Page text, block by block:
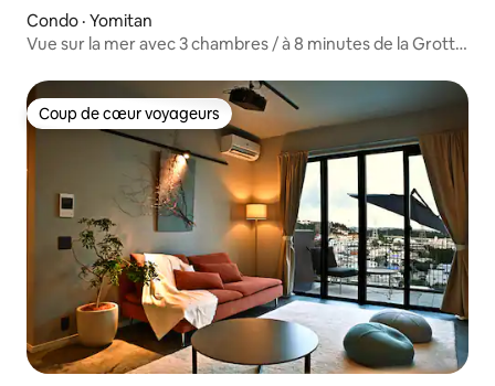
Condo · Yomitan
Vue sur la mer avec 3 chambres / à 8 minutes de la Grotte
Coup de cœur voyageurs
Coup de cœur voyageurs